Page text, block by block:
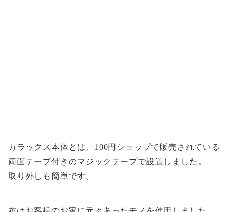
カラックス本体とは、100円ショップで販売されている
両面テープ付きのマジックテープで設置しました。
取り外しも簡単です。